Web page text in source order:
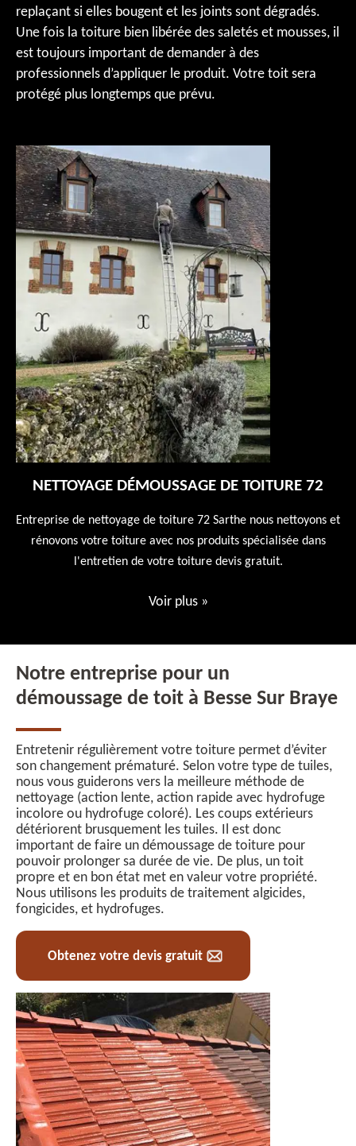
replaçant si elles bougent et les joints sont dégradés.
Une fois la toiture bien libérée des saletés et mousses, il
est toujours important de demander à des
professionnels d’appliquer le produit. Votre toit sera
protégé plus longtemps que prévu.
NETTOYAGE DÉMOUSSAGE DE TOITURE 72
Entreprise de nettoyage de toiture 72 Sarthe nous nettoyons et
rénovons votre toiture avec nos produits spécialisée dans
l'entretien de votre toiture devis gratuit.
Voir plus »
Notre entreprise pour un
démoussage de toit à Besse Sur Braye
Entretenir régulièrement votre toiture permet d’éviter
son changement prématuré. Selon votre type de tuiles,
nous vous guiderons vers la meilleure méthode de
nettoyage (action lente, action rapide avec hydrofuge
incolore ou hydrofuge coloré). Les coups extérieurs
détériorent brusquement les tuiles. Il est donc
important de faire un démoussage de toiture pour
pouvoir prolonger sa durée de vie. De plus, un toit
propre et en bon état met en valeur votre propriété.
Nous utilisons les produits de traitement algicides,
fongicides, et hydrofuges.
Obtenez votre devis gratuit